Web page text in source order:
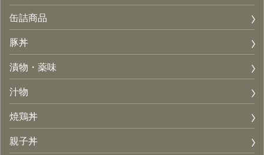
缶詰商品
豚丼
漬物・薬味
汁物
焼鶏丼
親子丼